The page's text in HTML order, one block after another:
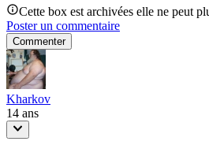
Cette box est archivées elle ne peut
Poster un commentaire
Commenter
Kharkov
14 ans